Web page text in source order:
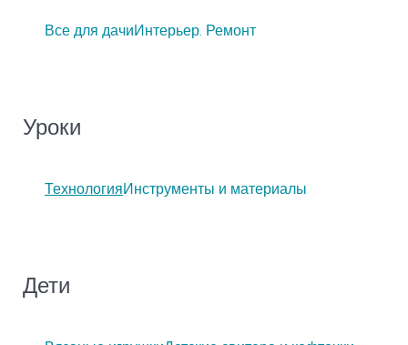
Все для дачиИнтерьер. Ремонт
Уроки
ТехнологияИнструменты и материалы
Дети